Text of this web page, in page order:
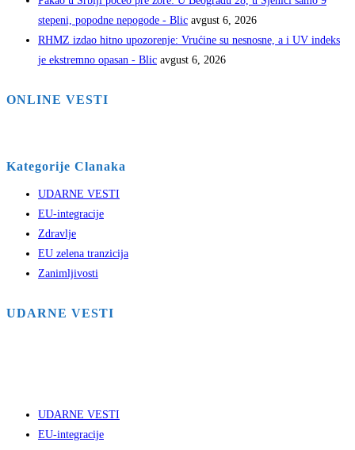
stepeni, popodne nepogode - Blic avgust 6, 2026
RHMZ izdao hitno upozorenje: Vrućine su nesnosne, a i UV indeks
je ekstremno opasan - Blic avgust 6, 2026
ONLINE VESTI
Kategorije Clanaka
UDARNE VESTI
EU-integracije
Zdravlje
EU zelena tranzicija
Zanimljivosti
UDARNE VESTI
UDARNE VESTI
EU-integracije